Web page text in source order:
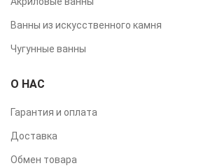
Ванны из искусственного камня
Чугунные ванны
О НАС
Гарантия и оплата
Доставка
Обмен товара